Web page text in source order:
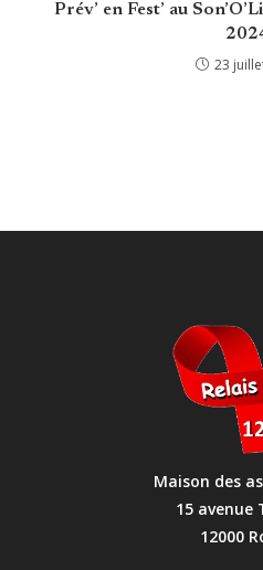
Prév’ en Fest’ au
23
Maison des
15 avenue
12000